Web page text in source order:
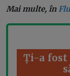
Mai multe, în
Ți-a fost